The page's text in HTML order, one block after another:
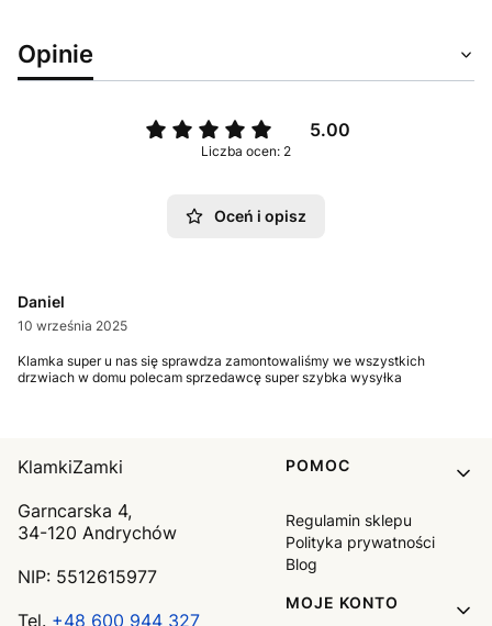
Opinie
5.00
Liczba ocen: 2
Oceń i opisz
Daniel
10 września 2025
Klamka super u nas się sprawdza zamontowaliśmy we wszystkich
drzwiach w domu polecam sprzedawcę super szybka wysyłka
KlamkiZamki
Garncarska 4,
34-120 Andrychów
NIP: 5512615977
Tel. +48 600 944 327
Linki w stopce
POMOC
Regulamin sklepu
Polityka prywatności
Blog
MOJE KONTO